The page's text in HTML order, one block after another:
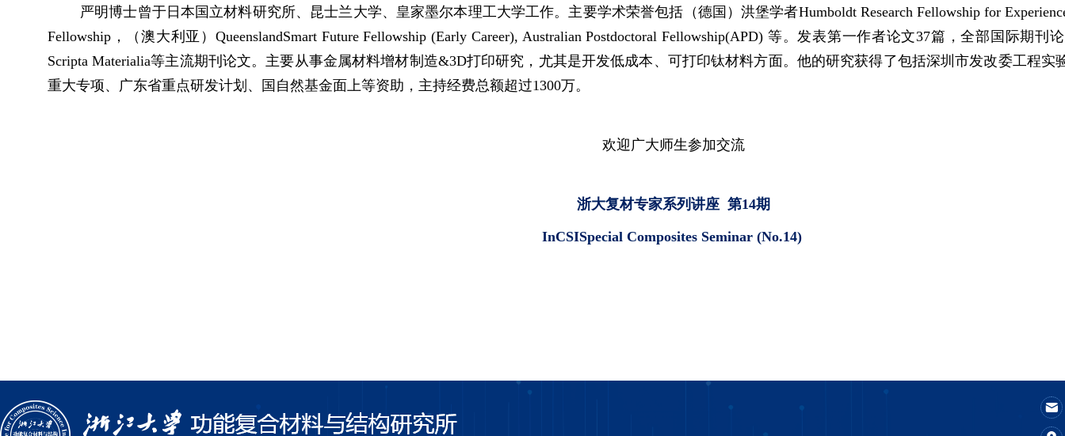
严明博士曾于日本国立材料研究所、昆士兰大学、皇家墨尔本理工大学工作。主要学术荣誉包括（德国）洪堡学者Humboldt Research Fellowship for
Fellowship ，（澳大利亚） QueenslandSmart Future Fellowship (Early Career), Australian Postdoctoral Fellowship(APD) 等。发表第一作者论文37篇，全部国际期刊
Scripta Materialia等主流期刊论文。主要从事金属材料增材制造&3D打印研究，尤其是开发低成本、可打印钛材料方面。他的研究获得了包括深圳市发改委工程实
重大专项、广东省重点研发计划、国自然基金面上等资助，主持经费总额超过1300万。
欢迎广大师生参加交流
浙大复材专家系列讲座 第14期
InCSISpecial Composites Seminar (No.14)